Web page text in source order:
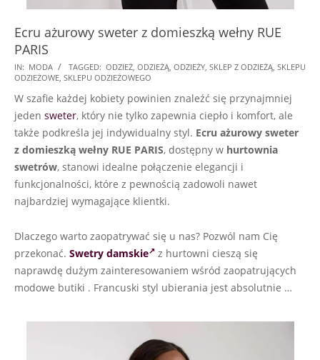
Ecru ażurowy sweter z domieszką wełny RUE
PARIS
2024-
07-
19
IN: MODA TAGGED: ODZIEŻ, ODZIEŻĄ, ODZIEŻY, SKLEP Z ODZIEŻĄ, SKLEPU
ODZIEŻOWE, SKLEPU ODZIEŻOWEGO
W szafie każdej kobiety powinien znaleźć się przynajmniej
jeden sweter, który nie tylko zapewnia ciepło i komfort, ale
także podkreśla jej indywidualny styl. Ecru ażurowy sweter
z domieszką wełny RUE PARIS, dostępny w hurtownia
swetrów, stanowi idealne połączenie elegancji i
funkcjonalności, które z pewnością zadowoli nawet
najbardziej wymagające klientki.
Dlaczego warto zaopatrywać się u nas? Pozwól nam Cię
przekonać. Swetry damskie
z hurtowni cieszą się
naprawdę dużym zainteresowaniem wśród zaopatrujących
modowe butiki . Francuski styl ubierania jest absolutnie …